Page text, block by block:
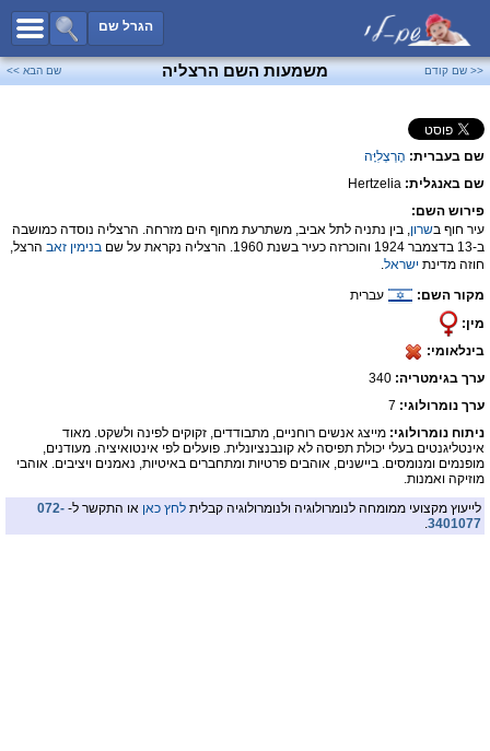
הגרל שם
כל השמות
שמות לבנים
שמות נדירים
<< שם קודם משמעות השם הרצליה שם הבא >>
שם בעברית: הֶרְצְלִיָּה
שם באנגלית: Hertzelia
פירוש השם:
עיר חוף בשרון, בין נתניה לתל אביב, משתרעת מחוף הים מזרחה. הרצליה נוסדה כמושבה
ב-13 בדצמבר 1924 והוכרזה כעיר בשנת 1960. הרצליה נקראת על שם
בנימין זאב הרצל,
חוזה מדינת ישראל.
מקור השם:
עברית
מין:
בינלאומי:
ערך בגימטריה:
ערך נומרולוגי: 7
ניתוח נומרולוגי: מייצג אנשים רוחניים, מתבודדים, זקוקים לפינה ולשקט. מאוד
אינטליגנטים בעלי יכולת תפיסה לא קונבנציונלית. פועלים לפי אינטואיציה. מעודנים,
מופנמים ומנומסים. ביישנים, אוהבים פרטיות ומתחברים באיטיות, נאמנים ויציבים. אוהבי
מוזיקה ואמנות.
לייעוץ מקצועי ממומחה לנומרולוגיה ולנומרולוגיה קבלית לחץ כאן או התקשר ל- 072-
3401077
.